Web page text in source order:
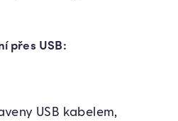
přes USB:
USB kabelem,